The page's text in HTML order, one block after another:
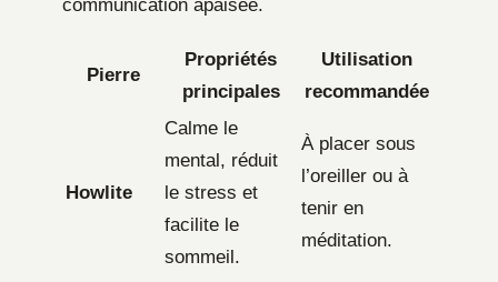
communication apaisée.
Pierre
Propriétés
principales
Utilisation
recommandée
Howlite
Calme le
mental, réduit
le stress et
facilite le
sommeil.
À placer sous
l’oreiller ou à
tenir en
méditation.